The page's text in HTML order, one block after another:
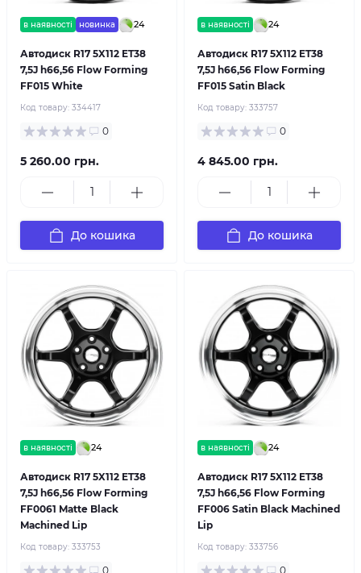
в наявності новинка 24
Автодиск R17 5X112 ET38
7,5J h66,56 Flow Forming
FF015 White
Код товару: 334417
0
5 260.00 грн.
До кошика
в наявності 24
Автодиск R17 5X112 ET38
7,5J h66,56 Flow Forming
FF015 Satin Black
Код товару: 333757
0
4 845.00 грн.
До кошика
в наявності 24
Автодиск R17 5X112 ET38
7,5J h66,56 Flow Forming
FF0061 Matte Black
Machined Lip
Код товару: 333753
0
в наявності 24
Автодиск R17 5X112 ET38
7,5J h66,56 Flow Forming
FF006 Satin Black Machined
Lip
Код товару: 333756
0